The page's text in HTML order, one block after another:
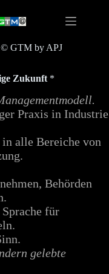
© GTM by APJ
Zukunft *
Praxis in Industrie
alle Bereiche von
Behörden
für
gelebte